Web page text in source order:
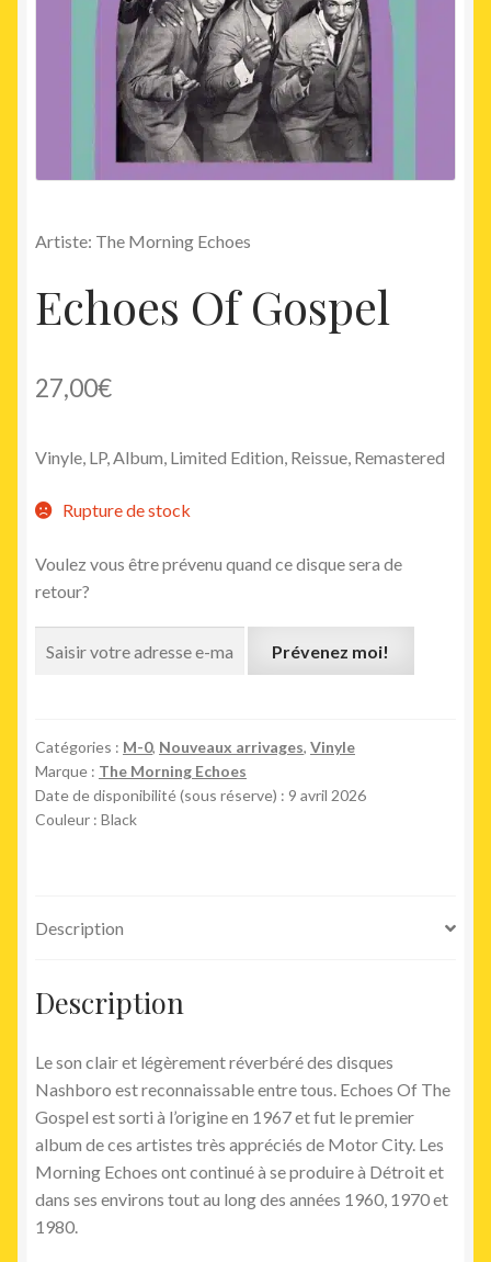
Artiste: The Morning Echoes
Echoes Of Gospel
27,00€
Vinyle, LP, Album, Limited Edition, Reissue, Remastered
Rupture de stock
Voulez vous être prévenu quand ce disque sera de
retour?
Prévenez moi!
Catégories : M-0, Nouveaux arrivages, Vinyle
Marque : The Morning Echoes
Date de disponibilité (sous réserve) : 9 avril 2026
Couleur : Black
Description
Description
Le son clair et légèrement réverbéré des disques
Nashboro est reconnaissable entre tous. Echoes Of The
Gospel est sorti à l’origine en 1967 et fut le premier
album de ces artistes très appréciés de Motor City. Les
Morning Echoes ont continué à se produire à Détroit et
dans ses environs tout au long des années 1960, 1970 et
1980.